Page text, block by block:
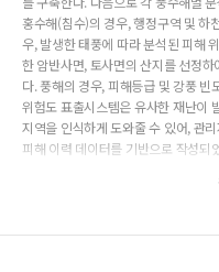
홍수해(침수)의 경우, 행정구역 및 하
우, 발생한 태풍에 따라 분석된 피해
한 암반사면, 토사면의 산지를 선정
다. 풍해의 경우, 피해등급 및 강풍 빈
위험도 표출시스템은 유사한 재난이
지역을 인식하게 도와줄 수 있어, 관
피해 이력 데이터를 기반으로 작성되